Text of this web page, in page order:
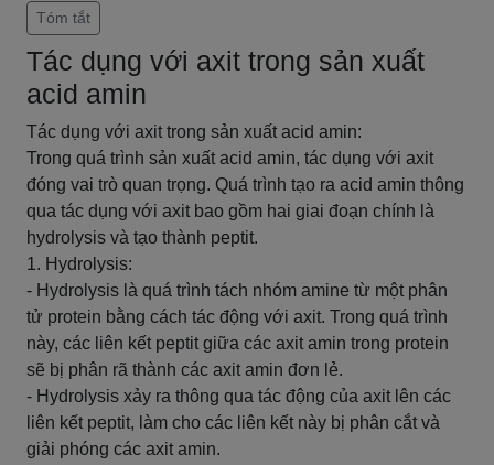
Tóm tắt
Tác dụng với axit trong sản xuất
acid amin
Tác dụng với axit trong sản xuất acid amin:
Trong quá trình sản xuất acid amin, tác dụng với axit
đóng vai trò quan trọng. Quá trình tạo ra acid amin thông
qua tác dụng với axit bao gồm hai giai đoạn chính là
hydrolysis và tạo thành peptit.
1. Hydrolysis:
- Hydrolysis là quá trình tách nhóm amine từ một phân
tử protein bằng cách tác động với axit. Trong quá trình
này, các liên kết peptit giữa các axit amin trong protein
sẽ bị phân rã thành các axit amin đơn lẻ.
- Hydrolysis xảy ra thông qua tác động của axit lên các
liên kết peptit, làm cho các liên kết này bị phân cắt và
giải phóng các axit amin.